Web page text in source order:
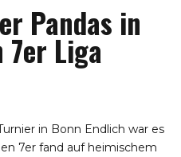
Pandas in
7er Liga
in Bonn Endlich war es
7er fand auf heimischem